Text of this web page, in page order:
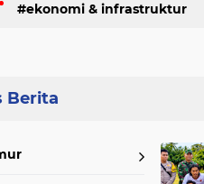
ekonomi & infrastruktur